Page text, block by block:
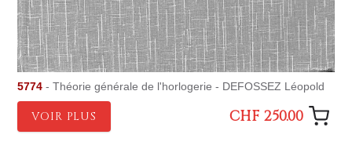
5774 - Théorie générale de l'horlogerie - DEFOSSEZ Léopold
VOIR PLUS CHF 250.00